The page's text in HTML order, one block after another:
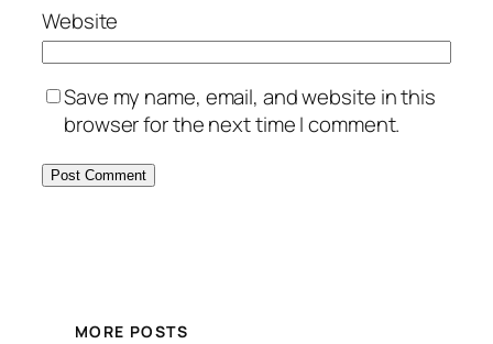
Website
Save my name, email, and website in this
browser for the next time I comment.
MORE POSTS